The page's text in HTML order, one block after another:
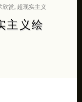
欣赏, 超现实主义
主义绘